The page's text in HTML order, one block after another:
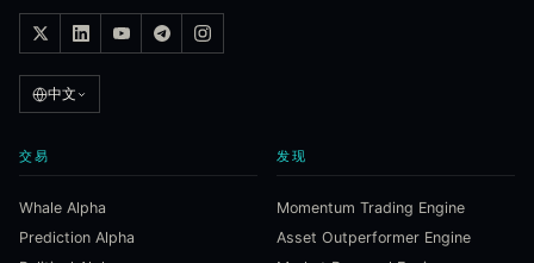
中文
交易
Whale Alpha
Prediction Alpha
发现
Momentum Trading Engine
Asset Outperformer Engine